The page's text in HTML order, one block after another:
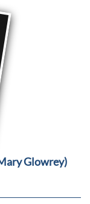
Glowrey)